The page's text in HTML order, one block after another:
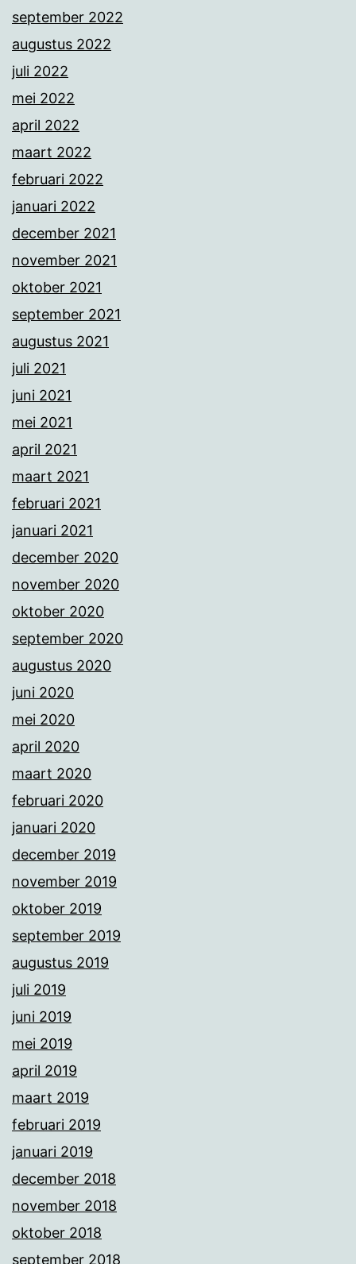
september 2022
augustus 2022
juli 2022
mei 2022
april 2022
maart 2022
februari 2022
januari 2022
december 2021
november 2021
oktober 2021
september 2021
augustus 2021
juli 2021
juni 2021
mei 2021
april 2021
maart 2021
februari 2021
januari 2021
december 2020
november 2020
oktober 2020
september 2020
augustus 2020
juni 2020
mei 2020
april 2020
maart 2020
februari 2020
januari 2020
december 2019
november 2019
oktober 2019
september 2019
augustus 2019
juli 2019
juni 2019
mei 2019
april 2019
maart 2019
februari 2019
januari 2019
december 2018
november 2018
oktober 2018
september 2018